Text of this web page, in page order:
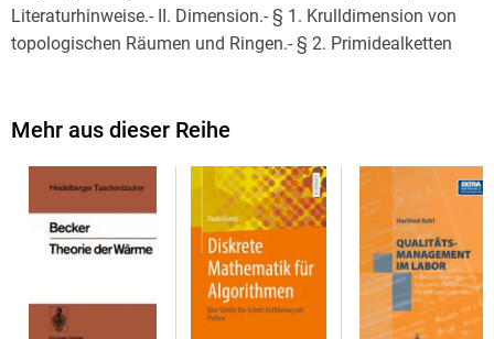
Literaturhinweise.- II. Dimension.- § 1. Krulldimension von
topologischen Räumen und Ringen.- § 2. Primidealketten
Dimension projektiver Varietäten.- Literaturhinweise.- III.
Varietäten. Lokalisation.- § 1. Einige Eigenschaften der
Zariski-Topologie.- § 2. Die Garbe der regulären Funktionen
auf einer algebraischen Varietät.- § 3. Quotientenringe und
Quotientenmoduln. Beispiele.- §4. Eigenschaften von
Quotientenringen und Quotientenmoduln.- § 5. Fasersumme
und Faserprodukt von Moduln. Verkleben von Moduln.-
Mehr aus dieser Reihe